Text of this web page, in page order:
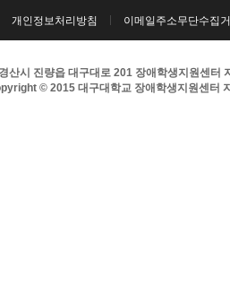
개인정보처리방침 이메일주소무단수집
산시 진량읍 대구대로 201 장애학생지원센
© 2015 대구대학교 장애학생지원센터